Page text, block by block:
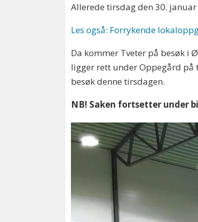
Allerede tirsdag den 30.
Les også: Forrykende
Da kommer Tveter på besøk i
ligger rett under Oppegård på
besøk denne tirsdagen.
NB! Saken fortsetter under